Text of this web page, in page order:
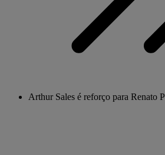
Arthur Sales é reforço para Renato